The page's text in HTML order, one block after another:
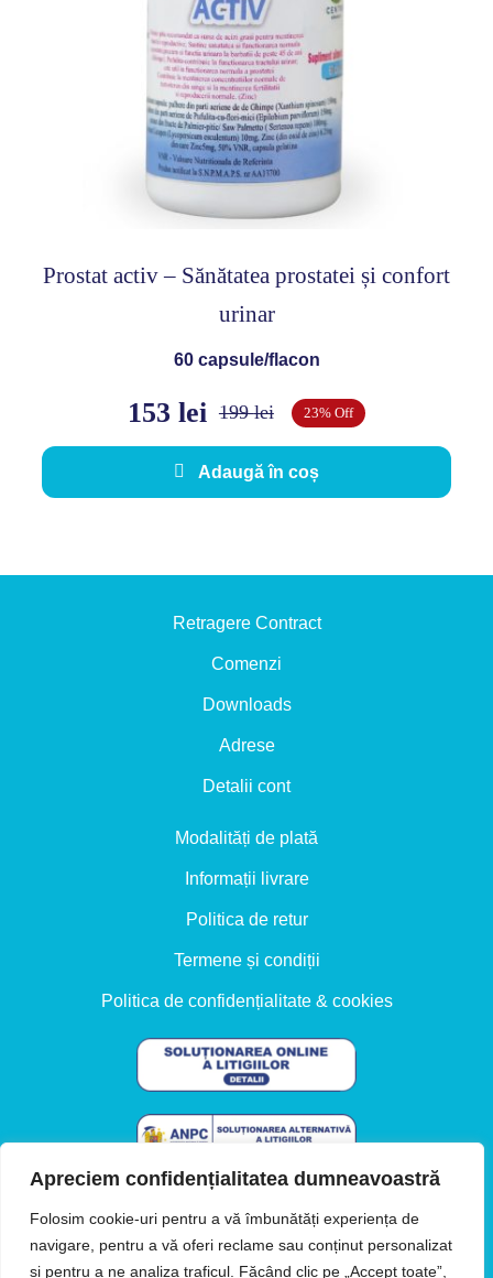
Apreciem confidențialitatea dumneavoastră
Folosim cookie-uri pentru a vă îmbunătăți experiența de
navigare, pentru a vă oferi reclame sau conținut personalizat
și pentru a ne analiza traficul. Făcând clic pe „Accept toate”,
Prostat activ – Sănătatea prostatei și
confort urinar
Prostat activ – Sănătatea prostatei și confort
urinar
60 capsule/flacon
199leiPrețul
inițial
a
153 lei
Prețul
curent
este:
23% Off
Adaugă în coș
Retragere Contract
Comenzi
Downloads
Adrese
Detalii cont
Modalități de plată
Informații livrare
Politica de retur
Termene și condiții
Politica de confidențialitate & cookies
Preturile sunt exprimate in LEI si contin TVA.